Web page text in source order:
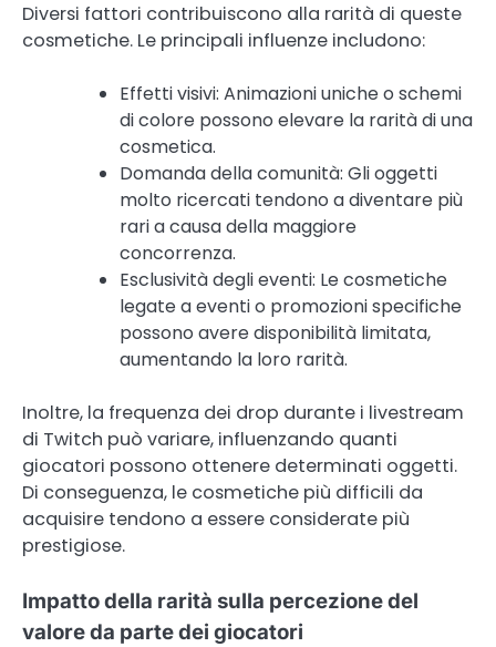
Diversi fattori contribuiscono alla rarità di queste
cosmetiche. Le principali influenze includono:
Effetti visivi: Animazioni uniche o schemi
di colore possono elevare la rarità di una
cosmetica.
Domanda della comunità: Gli oggetti
molto ricercati tendono a diventare più
rari a causa della maggiore
concorrenza.
Esclusività degli eventi: Le cosmetiche
legate a eventi o promozioni specifiche
possono avere disponibilità limitata,
aumentando la loro rarità.
Inoltre, la frequenza dei drop durante i livestream
di Twitch può variare, influenzando quanti
giocatori possono ottenere determinati oggetti.
Di conseguenza, le cosmetiche più difficili da
acquisire tendono a essere considerate più
prestigiose.
Impatto della rarità sulla percezione del
valore da parte dei giocatori